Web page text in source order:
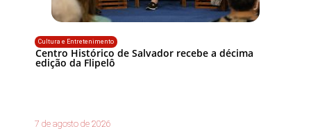
Cultura e Entretenimento
Centro Histórico de Salvador recebe a décima
edição da Flipelô
7 de agosto de 2026